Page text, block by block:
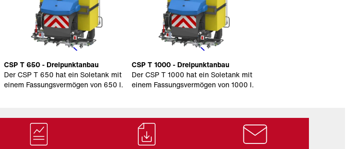
CSP T 650 - Dreipunktanbau
Der CSP T 650 hat ein Soletank mit
einem Fassungsvermögen von 650 l.
CSP T 1000 - Dreipunktanbau
Der CSP T 1000 hat ein Soletank mit
einem Fassungsvermögen von 1000 l.